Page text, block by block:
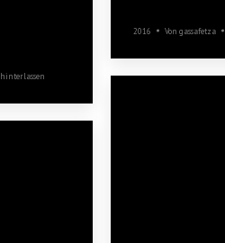
2016 Von gassafetza